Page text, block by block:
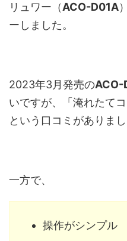
リュワー（ACO-D01A
ーしました。
2023年3月発売のACO-
いですが、「淹れたて
という口コミがありまし
一方で、
操作がシンプル